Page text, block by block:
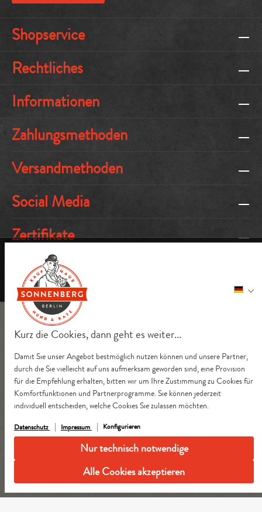
Kurz die Cookies, dann geht es weiter...
Damit Sie unser Angebot bestmöglich nutzen können und unsere Partner,
durch die Sie vielleicht auf uns aufmerksam geworden sind, eine Provision
für die Empfehlung erhalten, bitten wir um Ihre Zustimmung zu Cookies für
Komfortfunktionen und Partnerprogramme. Sie können jederzeit
individuell entscheiden, welche Cookies Sie zulassen möchten.
Datenschutz Impressum Konfigurieren
Nur technisch notwendige
Alle Cookies akzeptieren
Shopservice
Rechtliches
Informationen
Zahlungsmethoden
Versandmethoden
Social Media
Zertifikate
Alle Preise inkl. gesetzl. Mehrwertsteuer zzgl.
Nachnahmegebühren, wenn nicht anders angegeben.